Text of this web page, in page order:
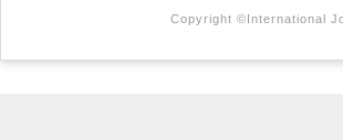
Copyright ©International